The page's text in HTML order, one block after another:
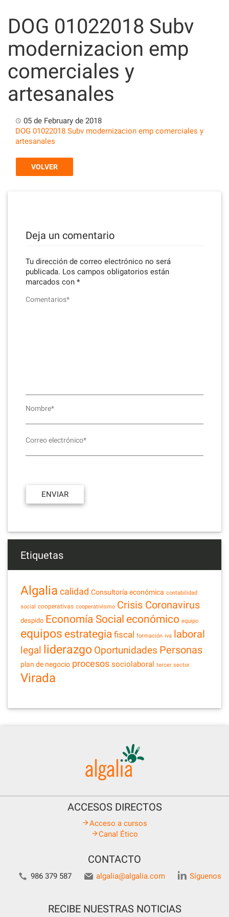
content
DOG 01022018 Subv
modernizacion emp
comerciales y
artesanales
05 de February de 2018
DOG 01022018 Subv modernizacion emp comerciales y
artesanales
VOLVER
Deja un comentario
Tu dirección de correo electrónico no será
publicada. Los campos obligatorios están
marcados con *
Comentarios*
Nombre*
Correo electrónico*
Etiquetas
Algalia calidad Consultoría económica contabilidad
social cooperativas cooperativismo Crisis Coronavirus
despido Economía Social económico equipo
equipos estrategia fiscal formación iva laboral
legal liderazgo Oportunidades Personas
plan de negocio procesos sociolaboral tercer sector
Virada
ACCESOS DIRECTOS
Acceso a cursos
Canal Ético
CONTACTO
986 379 587 algalia@algalia.com Síguenos
RECIBE NUESTRAS NOTICIAS